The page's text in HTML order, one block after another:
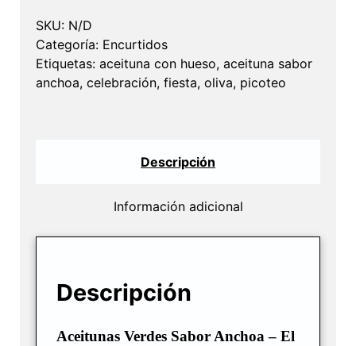
cantidad
SKU: N/D
Categoría: Encurtidos
Etiquetas: aceituna con hueso, aceituna sabor
anchoa, celebración, fiesta, oliva, picoteo
Descripción
Información adicional
Descripción
Aceitunas Verdes Sabor Anchoa – El